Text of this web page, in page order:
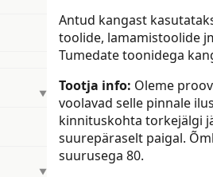
Antud kangast
toolide, lamamistoolide
Tumedate toonidega
Tootja info: Oleme
voolavad selle pinnale
kinnituskohta torkejälgi
suurepäraselt paigal.
suurusega 80.